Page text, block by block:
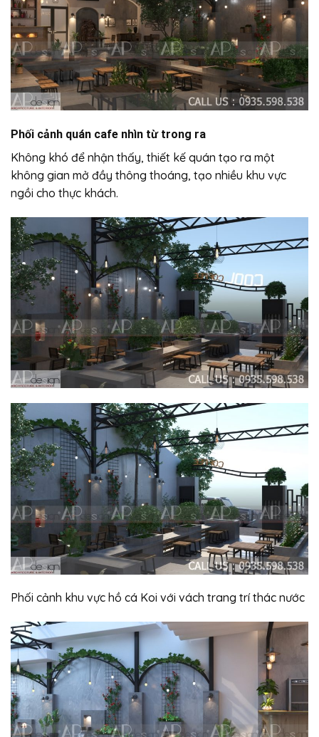
Phối cảnh quán cafe nhìn từ trong ra
Không khó để nhận thấy, thiết kế quán tạo ra một
không gian mở đầy thông thoáng, tạo nhiều khu vực
ngồi cho thực khách.
Phối cảnh khu vực hồ cá Koi với vách trang trí thác nước